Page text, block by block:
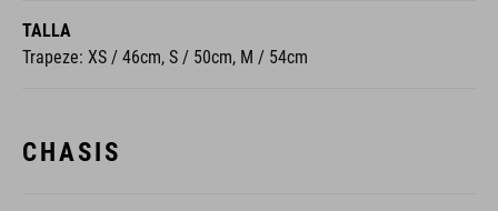
TALLA
Trapeze: XS / 46cm, S / 50cm, M / 54cm
CHASIS